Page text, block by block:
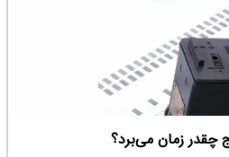
چقدر زمان می‌برد؟